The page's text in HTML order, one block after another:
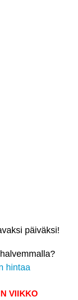
päiväksi!
hintaa
VIIKKO